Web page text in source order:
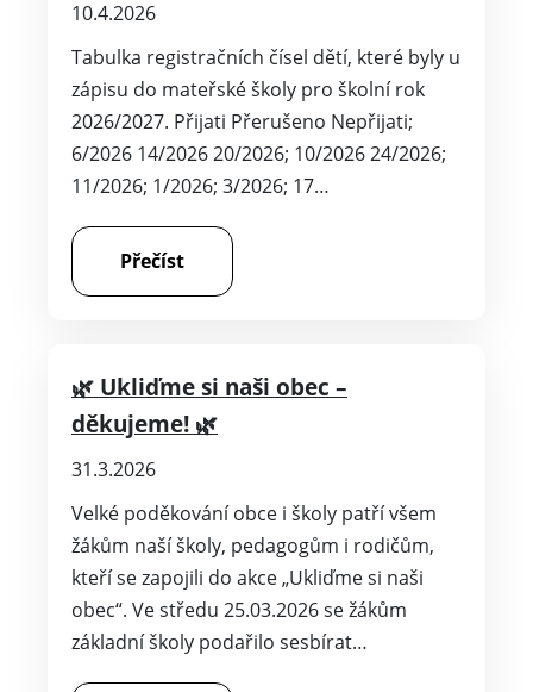
10.4.2026
Tabulka registračních čísel dětí, které byly u
zápisu do mateřské školy pro školní rok
2026/2027. Přijati Přerušeno Nepřijati;
6/2026 14/2026 20/2026; 10/2026 24/2026;
11/2026; 1/2026; 3/2026; 17…
Přečíst
🌿 Ukliďme si naši obec –
děkujeme! 🌿
31.3.2026
Velké poděkování obce i školy patří všem
žákům naší školy, pedagogům i rodičům,
kteří se zapojili do akce „Ukliďme si naši
obec“. Ve středu 25.03.2026 se žákům
základní školy podařilo sesbírat…